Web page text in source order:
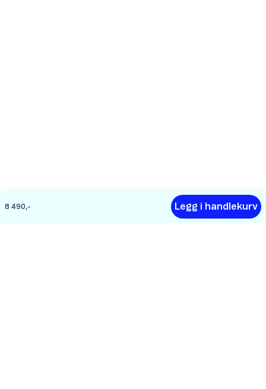
8 490,- Legg i handlekurv